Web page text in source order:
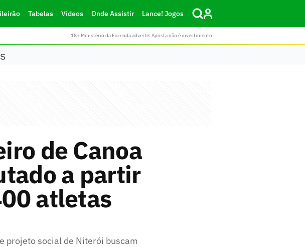
Tabelas Vídeos Onde Assistir Lance! Jogos
18+ Ministério da Fazenda adverte: Aposta não é investimento
de Canoa
a partir
atletas
projeto social de Niterói buscam